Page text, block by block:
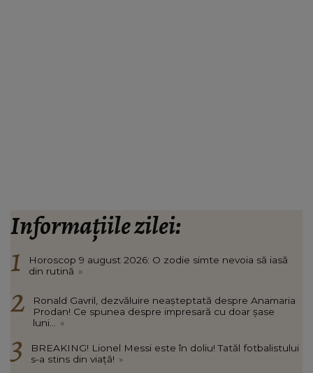
Informațiile zilei:
Horoscop 9 august 2026: O zodie simte nevoia să iasă
din rutină »
Ronald Gavril, dezvăluire neașteptată despre Anamaria
Prodan! Ce spunea despre impresară cu doar șase
luni...
»
BREAKING! Lionel Messi este în doliu! Tatăl fotbalistului
s-a stins din viață! »